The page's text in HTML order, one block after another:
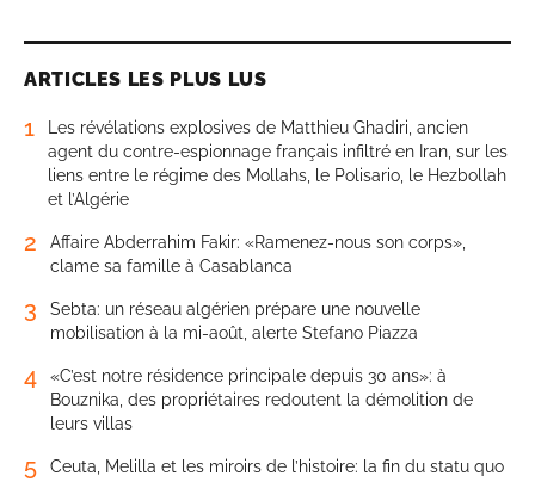
ARTICLES LES PLUS LUS
1
Les révélations explosives de Matthieu Ghadiri, ancien
agent du contre-espionnage français infiltré en Iran, sur les
liens entre le régime des Mollahs, le Polisario, le Hezbollah
et l’Algérie
2
Affaire Abderrahim Fakir: «Ramenez-nous son corps»,
clame sa famille à Casablanca
3
Sebta: un réseau algérien prépare une nouvelle
mobilisation à la mi-août, alerte Stefano Piazza
4
«C’est notre résidence principale depuis 30 ans»: à
Bouznika, des propriétaires redoutent la démolition de
leurs villas
5 Ceuta, Melilla et les miroirs de l’histoire: la fin du statu quo